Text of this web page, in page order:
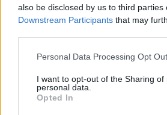
also be disclosed by us to third parties
Downstream Participants that may
Personal Data Processing Opt
I want to opt-out of the Sharing of
personal data.
Opted In
Miért fontos a
Ez is érdekelhet -